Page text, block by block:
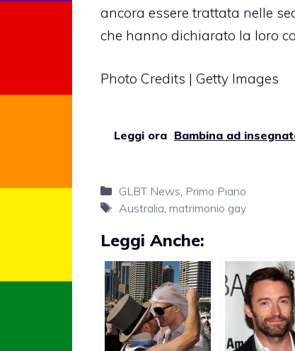
ancora essere trattata nelle
che hanno dichiarato la loro
Photo Credits | Getty Images
Leggi ora Bambina ad
Categorie
GLBT News Primo Piano
Tag
Australia matrimonio gay
Leggi Anche: